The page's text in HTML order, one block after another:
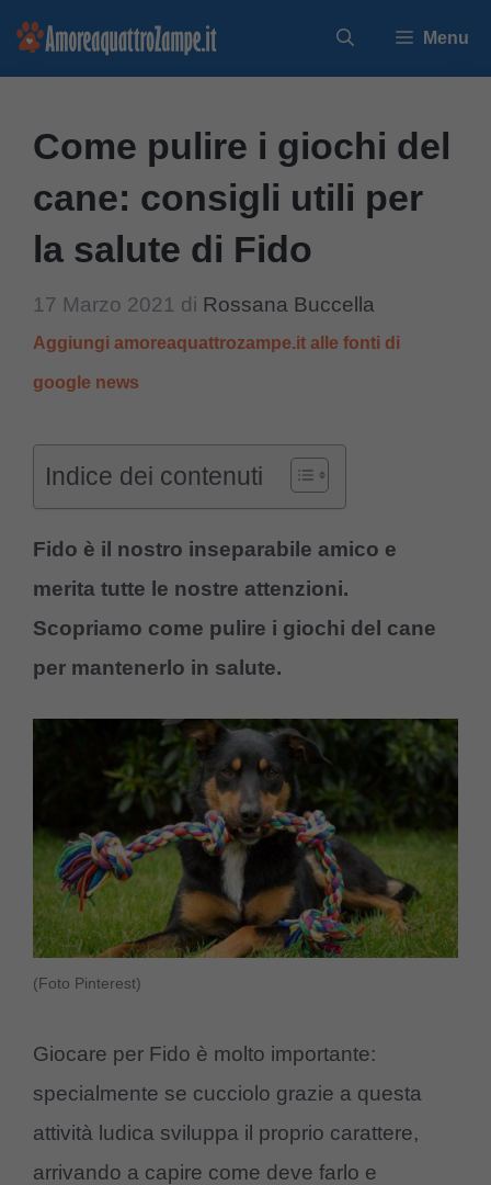
Vai
Menu
Come pulire i giochi del
cane: consigli utili per
la salute di Fido
17 Marzo 2021 di Rossana Buccella
Aggiungi amoreaquattrozampe.it alle fonti di
google news
Indice dei contenuti
Fido è il nostro inseparabile amico e
merita tutte le nostre attenzioni.
Scopriamo come pulire i giochi del cane
per mantenerlo in salute.
(Foto Pinterest)
Giocare per Fido è molto importante:
specialmente se cucciolo grazie a questa
attività ludica sviluppa il proprio carattere,
arrivando a capire come deve farlo e